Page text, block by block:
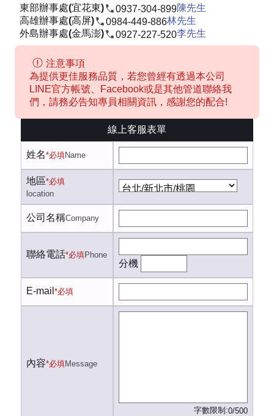
東部辦事處(宜花東)
0937-304-899陳先生
高雄辦事處(高屏)
0984-449-886林先生
外島辦事處(金馬澎)
0927-227-520李先生
注意事項
為提供更佳服務品質，若您曾經有透過本公司
LINE官方帳號、Facebook或是其他管道聯絡我
們，請務必告知專員相關資訊，感謝您的配合!
線上客服表單
姓名*必填Name
地區*必填
location
公司名稱Company
聯絡電話*必填Phone
分機
E-mail *必填
內容*必填Message
字數限制:0/500